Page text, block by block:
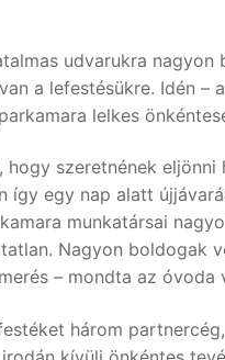
udvarukra
a lefestésükre. Idén
lelkes
hogy szeretnének
egy nap alatt
munkatársai
Nagyon
– mondta az óvoda
három